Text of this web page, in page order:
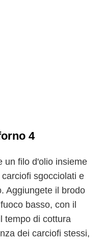
4
un filo d'olio insieme
sgocciolati e
Aggiungete il brodo
basso, con il
tempo di cottura
dei carciofi stessi,